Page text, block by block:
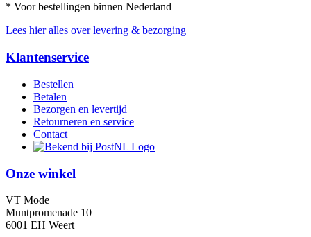
* Voor bestellingen binnen Nederland
Lees hier alles over levering & bezorging
Klantenservice
Bestellen
Betalen
Bezorgen en levertijd
Retourneren en service
Contact
Onze winkel
VT Mode
Muntpromenade 10
6001 EH Weert